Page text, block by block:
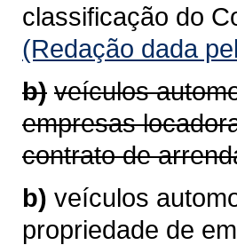
classificação do
(Redação dada
b) veículos
empresas
contrato de
b) veículos
propriedade de